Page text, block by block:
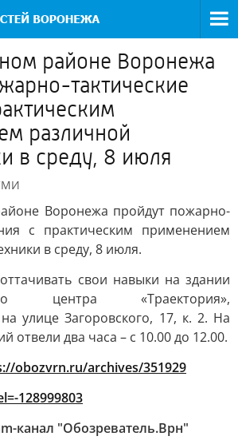
районе Воронежа
тактические
различной
в среду, 8 июля
Воронежа пройдут пожарно-
с практическим применением
в среду, 8 июля.
свои навыки на здании
центра «Траектория»,
улице Загоровского, 17, к. 2. На
отвели два часа – с 10.00 до 12.00.
obozvrn.ru/archives/351929
128999803
канал "Обозреватель.Врн"